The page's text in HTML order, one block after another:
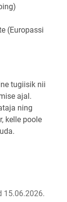
(Europassi
tugiisik nii
ajal.
ning
kelle poole
15.06.2026.